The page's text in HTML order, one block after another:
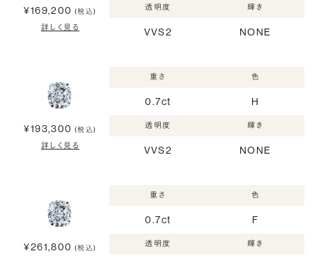
¥169,200 (税込)
詳しく見る
透明度
VVS2
輝き
NONE
¥193,300 (税込)
詳しく見る
重さ
0.7ct
色
H
透明度
VVS2
輝き
NONE
¥261,800 (税込)
重さ
0.7ct
色
F
透明度 輝き